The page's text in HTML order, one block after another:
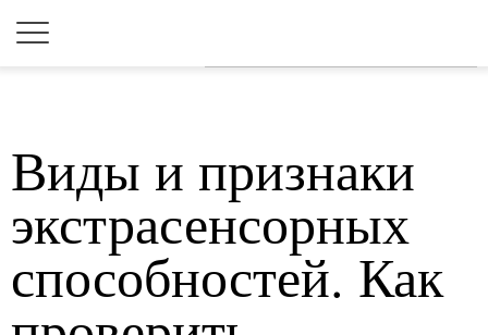
Виды и признаки
экстрасенсорных
способностей. Как